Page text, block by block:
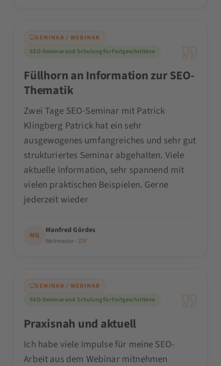
SEMINAR / WEBINAR
SEO-Seminar und Schulung für Fortgeschrittene
Füllhorn an Information zur SEO-
Thematik
Zwei Tage SEO-Seminar mit Patrick
Klingberg Patrick hat ein sehr
ausgewogenes umfangreiches und sehr gut
strukturiertes Seminar abgehalten. Viele
aktuelle Information, sehr spannend mit
vielen praktischen Beispielen. Gerne
jederzeit wieder
MG
Manfred Gördes
Webmaster ·ZDF
SEMINAR / WEBINAR
SEO-Seminar und Schulung für Fortgeschrittene
Praxisnah und aktuell
Ich habe viele Impulse für meine SEO-
Arbeit aus dem Webinar mitnehmen